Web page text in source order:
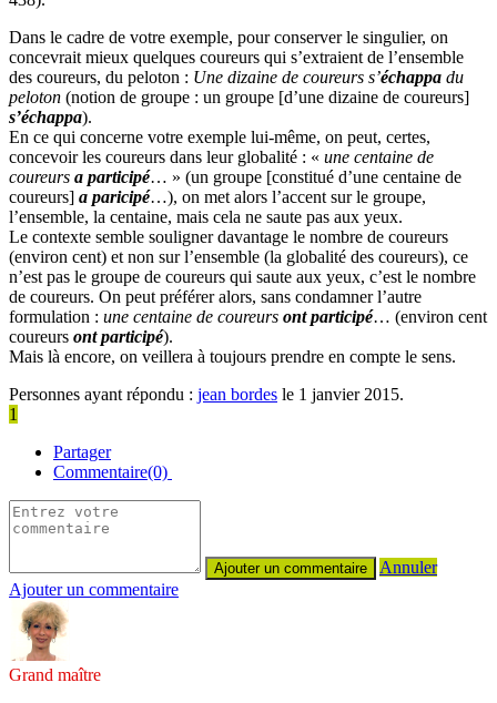
Dans le cadre de votre exemple, pour conserver le singulier, on
concevrait mieux quelques coureurs qui s’extraient de l’ensemble
des coureurs, du peloton : Une dizaine de coureurs s’échappa du
peloton (notion de groupe : un groupe [d’une dizaine de coureurs]
s’échappa).
En ce qui concerne votre exemple lui-même, on peut, certes,
concevoir les coureurs dans leur globalité : « une centaine de
coureurs a participé… » (un groupe [constitué d’une centaine de
coureurs] a paricipé…), on met alors l’accent sur le groupe,
l’ensemble, la centaine, mais cela ne saute pas aux yeux.
Le contexte semble souligner davantage le nombre de coureurs
(environ cent) et non sur l’ensemble (la globalité des coureurs), ce
n’est pas le groupe de coureurs qui saute aux yeux, c’est le nombre
de coureurs. On peut préférer alors, sans condamner l’autre
formulation : une centaine de coureurs ont participé… (environ cent
coureurs ont participé).
Mais là encore, on veillera à toujours prendre en compte le sens.
Personnes ayant répondu : jean bordes le 1 janvier 2015.
1
Partager
Commentaire(0)
Annuler
Ajouter un commentaire
Grand maître